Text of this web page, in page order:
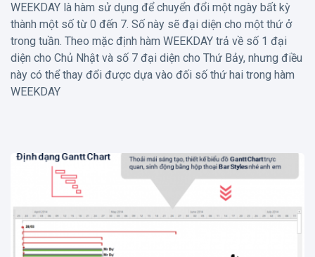
WEEKDAY là hàm sử dụng để chuyển đổi một ngày bất kỳ
thành một số từ 0 đến 7. Số này sẽ đại diện cho một thứ ở
trong tuần. Theo mặc định hàm WEEKDAY trả về số 1 đại
diện cho Chủ Nhật và số 7 đại diện cho Thứ Bảy, nhưng điều
này có thể thay đổi được dựa vào đối số thứ hai trong hàm
WEEKDAY